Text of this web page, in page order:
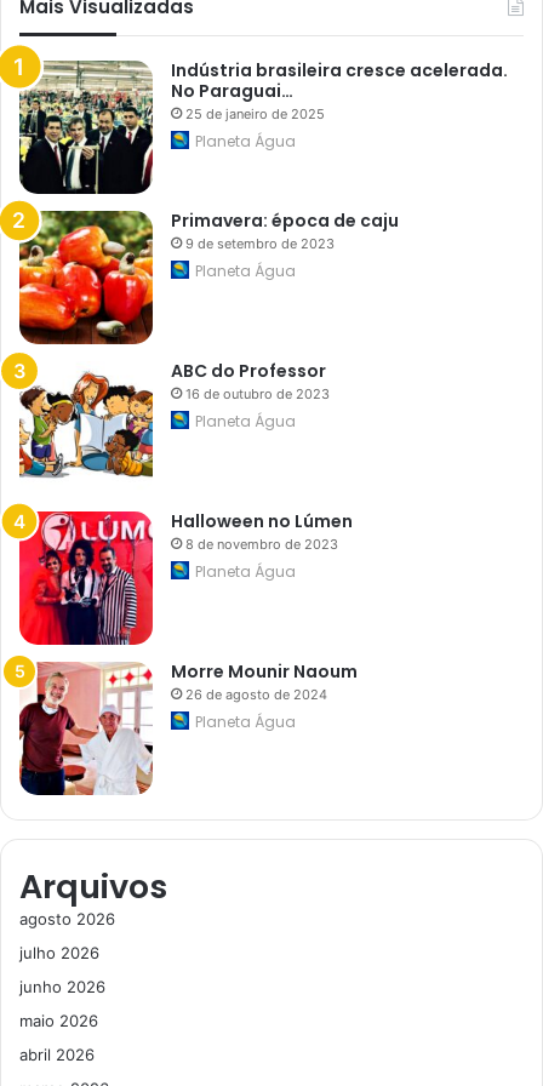
o
a
:
O
N
G
o
b
i
n
v
e
g
a
ç
o
Mais Visualizadas
Indústria brasileira cresce acelerada.
No Paraguai…
25 de janeiro de 2025
Planeta Água
Primavera: época de caju
9 de setembro de 2023
Planeta Água
ABC do Professor
16 de outubro de 2023
Planeta Água
Halloween no Lúmen
8 de novembro de 2023
Planeta Água
Morre Mounir Naoum
26 de agosto de 2024
Planeta Água
Arquivos
agosto 2026
julho 2026
junho 2026
maio 2026
abril 2026